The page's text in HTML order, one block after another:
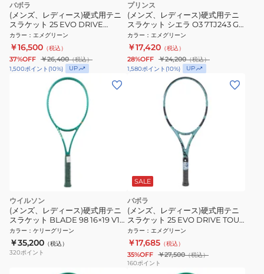
バボラ
(メンズ、レディース)硬式用テニ
スラケット 25 EVO DRIVE
101545
カラー ： エメグリーン
￥16,500 （税込）
37%OFF ￥26,400（税込）
1,500ポイント (10%) UP
プリンス
(メンズ、レディース)硬式用テニ
スラケット シエラ O3 7TJ243 G
EMD
カラー ： エメグリーン
￥17,420 （税込）
28%OFF ￥24,200（税込）
1,580ポイント (10%) UP
ウイルソン
(メンズ、レディース)硬式用テニ
スラケット BLADE 98 16×19 V10
ブレード WR207811U
カラー ： ケリーグリーン
￥35,200 （税込）
320ポイント
SALE
バボラ
(メンズ、レディース)硬式用テニ
スラケット 25 EVO DRIVE TOUR
101549
カラー ： エメグリーン
￥17,685 （税込）
35%OFF ￥27,500（税込）
160ポイント